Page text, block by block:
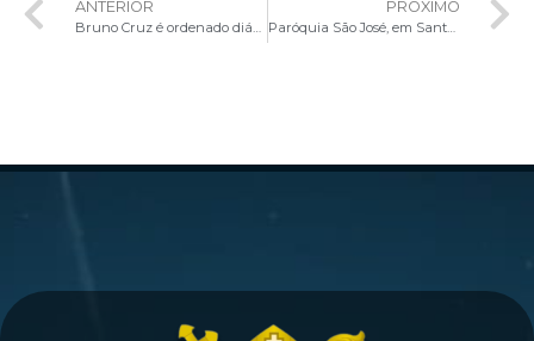
ANTERIOR PRÓXIMO
Paróquia São José, em Santa Maria, recebe Visita Pastoral Missionária